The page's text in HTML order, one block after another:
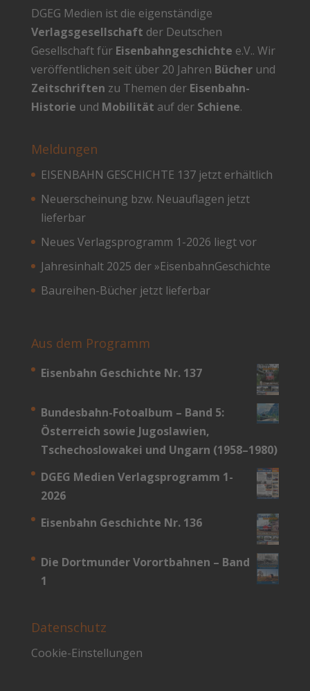
DGEG Medien ist die eigenständige
Verlagsgesellschaft der Deutschen
Gesellschaft für Eisenbahngeschichte e.V.. Wir
veröffentlichen seit über 20 Jahren Bücherund
Zeitschriften zu Themen der Eisenbahn-
Historie und Mobilität auf der Schiene.
Meldungen
EISENBAHN GESCHICHTE 137 jetzt erhältlich
Neuerscheinung bzw. Neuauflagen jetzt
lieferbar
Neues Verlagsprogramm 1-2026 liegt vor
Jahresinhalt 2025 der »EisenbahnGeschichte
Baureihen-Bücher jetzt lieferbar
Aus dem Programm
Eisenbahn Geschichte Nr. 137
Bundesbahn-­Fotoalbum – Band 5:
Österreich sowie Jugoslawien,
Tschechoslowakei und Ungarn (1958–1980)
DGEG Medien Verlagsprogramm 1-
2026
Eisenbahn Geschichte Nr. 136
Die Dortmunder Vorortbahnen – Band
1
Datenschutz
Cookie-Einstellungen